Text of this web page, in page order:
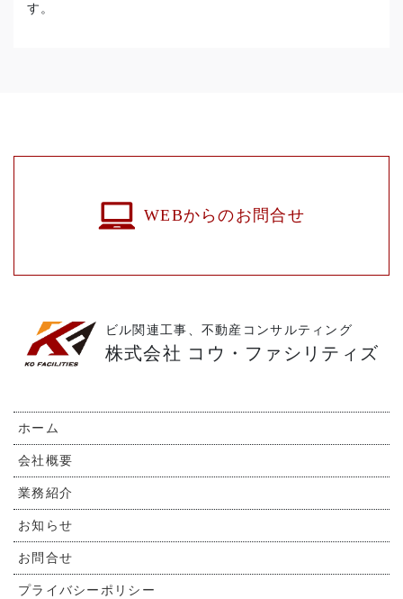
す。
WEBからのお問合せ
ビル関連工事、不動産コンサルティング
株式会社 コウ・ファシリティズ
ホーム
会社概要
業務紹介
お知らせ
お問合せ
プライバシーポリシー